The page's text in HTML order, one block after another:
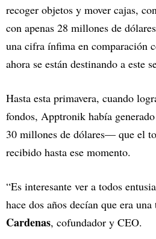
recoger objetos y mover cajas,
con apenas 28 millones de
una cifra ínfima en comparación
ahora se están destinando a este
Hasta esta primavera, cuando
fondos, Apptronik había
30 millones de dólares— que el
recibido hasta ese momento.
“Es interesante ver a todos
hace dos años decían que era
Cardenas, cofundador y CEO.